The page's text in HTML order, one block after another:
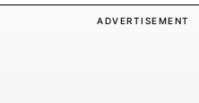
ADVERTISEMENT